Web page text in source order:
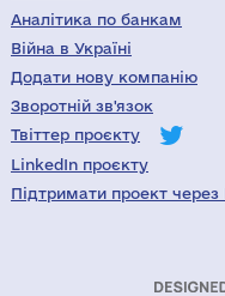
Аналітика по банкам
Війна в Україні
Додати нову компанію
Зворотній зв'язок
Твіттер проєкту
LinkedIn проєкту
Підтримати проект